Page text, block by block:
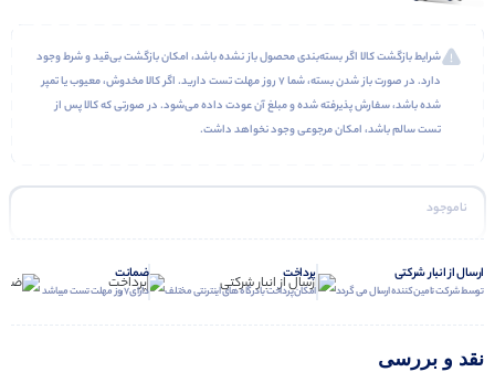
شرایط بازگشت کالا اگر بسته‌بندی محصول باز نشده باشد، امکان بازگشت بی‌قید و شرط وجود
دارد. در صورت باز شدن بسته، شما ۷ روز مهلت تست دارید. اگر کالا مخدوش، معیوب یا تمپر
شده باشد، سفارش پذیرفته شده و مبلغ آن عودت داده می‌شود. در صورتی که کالا پس از
تست سالم باشد، امکان مرجوعی وجود نخواهد داشت.
ناموجود
ارسال از انبار شرکتی
توسط شرکت تامین کننده ارسال می گردد
پرداخت
امکان پرداخت با درگاه های اینترنتی مختلف
ضمانت
دارای 7 روز مهلت تست میباشد
نقد و بررسی